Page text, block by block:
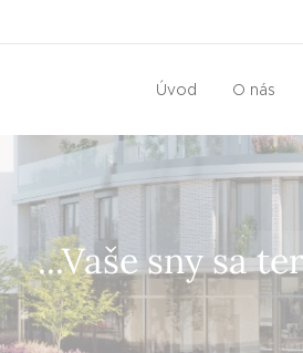
Úvod O nás
...Vaše sny sa